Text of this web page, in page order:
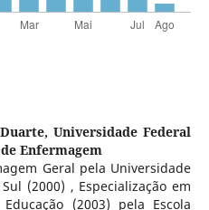
Universidade Federal
Enfermagem
Geral pela Universidade
(2000) , Especialização em
(2003) pela Escola